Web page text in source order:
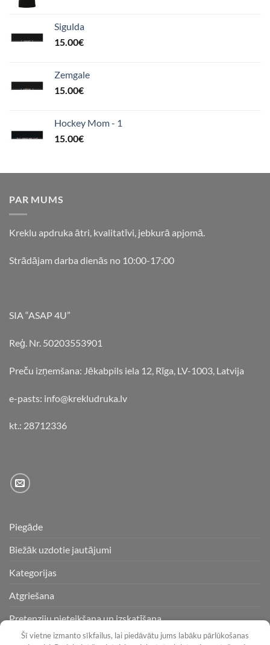
Sigulda
15.00€
Zemgale
15.00€
Hockey Mom - 1
15.00€
PAR MUMS
Kreklu apdruka ātri, kvalitatīvi, jebkurā apjomā.
Strādājam darba dienās no 10:00-17:00
SIA “ASAP 4U”
Reģ. Nr. 50203553901
Preču izņemšana: Jēkabpils iela 12, Rīga, LV-1003, Latvija
e-pasts: info@krekludruka.lv
kt.: 28712336
Piegāde
Biežāk uzdotie jautājumi
Kategorijas
Atgriešana
Pretenziju pieteikšana un izskatīšana
Šī vietne izmanto sīkfailus, lai piedāvātu jums labāku pārlūkošanas